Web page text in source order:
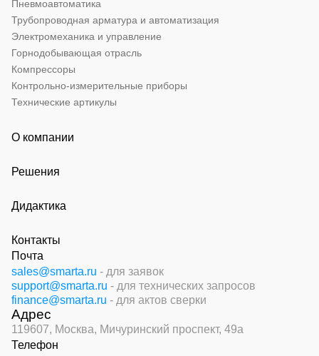
Пневмоавтоматика
Трубопроводная арматура и автоматизация
Электромеханика и управление
Горнодобывающая отрасль
Компрессоры
Контрольно-измерительные приборы
Технические артикулы
О компании
Решения
Дидактика
Контакты
Почта
sales@smarta.ru - для заявок
support@smarta.ru - для технических запросов
finance@smarta.ru - для актов сверки
Адрес
119607, Москва, Мичуринский проспект, 49а
Телефон